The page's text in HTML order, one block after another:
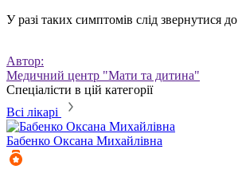
У разі таких симптомів слід звернутися до
Автор:
Медичний центр "Мати та дитина"
Спеціалісти в цій категорії
Всі лікарі
Бабенко Оксана Михайлівна